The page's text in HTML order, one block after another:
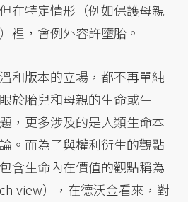
在特定情形（例如保護母親
裡，會例外容許墮胎。
和版本的立場，都不再單純
於胎兒和母親的生命或生
，更多涉及的是人類生命本
。而為了與權利衍生的觀點
含生命內在價值的觀點稱為
view），在德沃金看來，對